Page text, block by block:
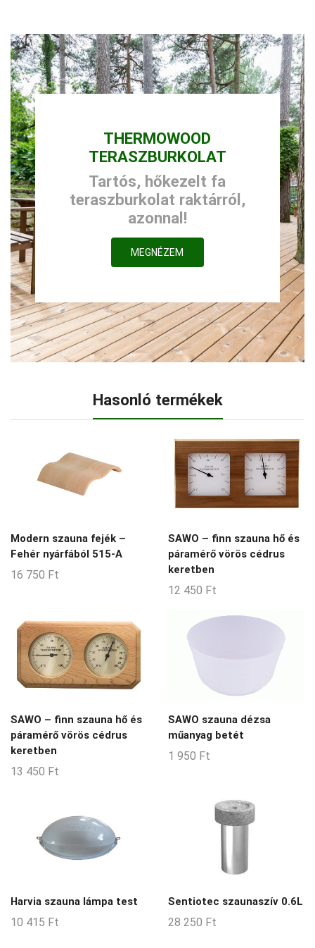
THERMOWOOD
TERASZBURKOLAT
Tartós, hőkezelt fa
teraszburkolat raktárról,
azonnal!
MEGNÉZEM
Hasonló termékek
Modern szauna fejék –
Fehér nyárfából 515-A
16 750 Ft
SAWO – finn szauna hő és
páramérő vörös cédrus
keretben
12 450 Ft
SAWO – finn szauna hő és
páramérő vörös cédrus
keretben
13 450 Ft
SAWO szauna dézsa
műanyag betét
1 950 Ft
Harvia szauna lámpa test
10 415 Ft
Sentiotec szaunaszív 0.6L
28 250 Ft